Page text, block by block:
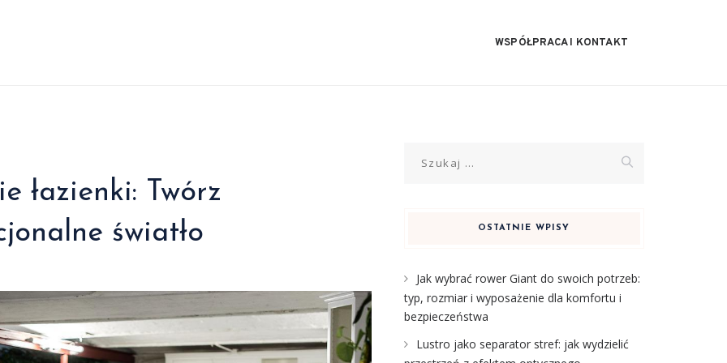
WSPÓŁPRACA I KONTAKT
łazienki: Twórz
światło
OSTATNIE WPISY
Jak wybrać rower Giant do swoich potrzeb:
typ, rozmiar i wyposażenie dla komfortu i
bezpieczeństwa
Lustro jako separator stref: jak wydzielić